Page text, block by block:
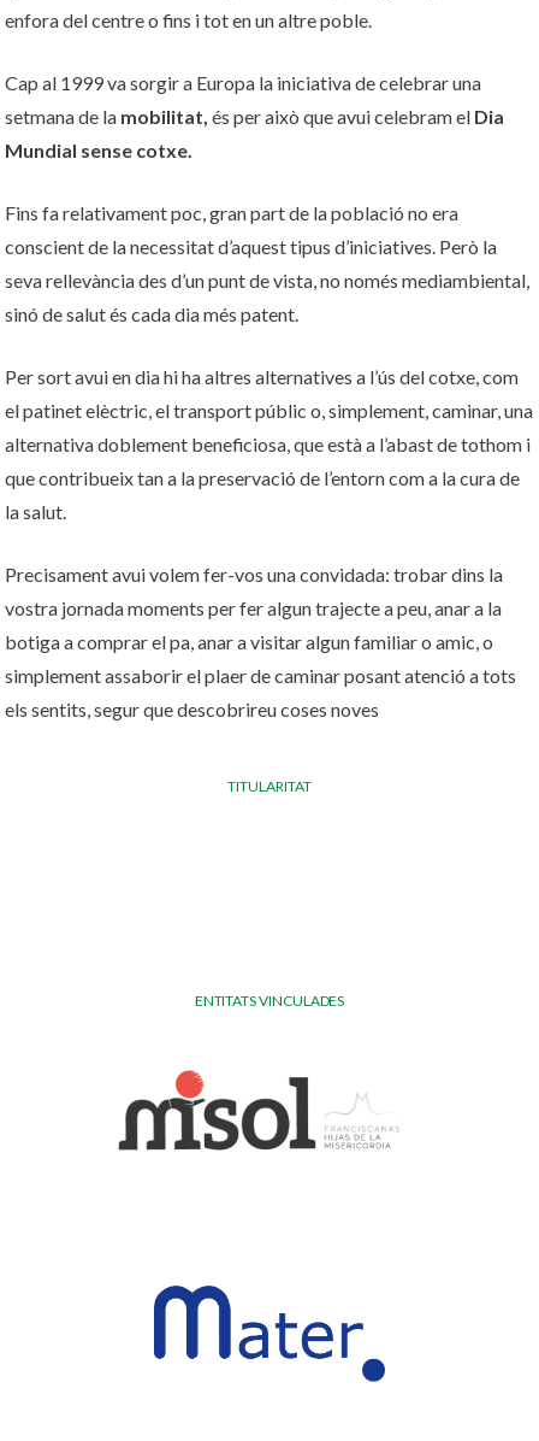
enfora del centre o fins i tot en un altre poble.
Cap al 1999 va sorgir a Europa la iniciativa de celebrar una
setmana de la mobilitat,és per això que avui celebram el Dia
Mundial sense cotxe.
Fins fa relativament poc, gran part de la població no era
conscient de la necessitat d’aquest tipus d’iniciatives. Però la
seva rellevància des d’un punt de vista, no només mediambiental,
sinó de salut és cada dia més patent.
Per sort avui en dia hi ha altres alternatives a l’ús del cotxe, com
el patinet elèctric, el transport públic o, simplement, caminar, una
alternativa doblement beneficiosa, que està a l’abast de tothom i
que contribueix tan a la preservació de l’entorn com a la cura de
la salut.
Precisament avui volem fer-vos una convidada: trobar dins la
vostra jornada moments per fer algun trajecte a peu, anar a la
botiga a comprar el pa, anar a visitar algun familiar o amic, o
simplement assaborir el plaer de caminar posant atenció a tots
els sentits, segur que descobrireu coses noves
TITULARITAT
ENTITATS VINCULADES